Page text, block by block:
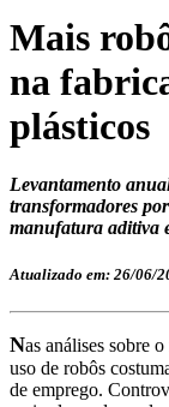
Mais
na
plásticos
Levantamento
transformadores
manufatura aditiva
Atualizado em: 26/06/
Nas análises sobre
uso de robôs
de emprego.